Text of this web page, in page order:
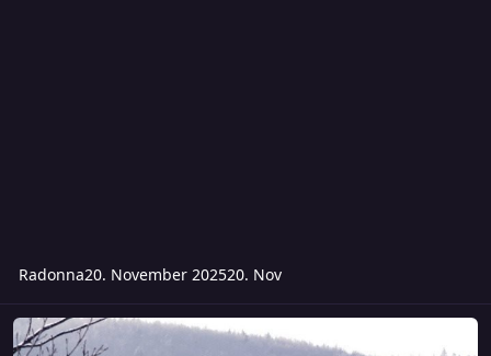
Radonna20. November 202520. Nov
Freitag: Waelandweihnachtswunderabenteuer